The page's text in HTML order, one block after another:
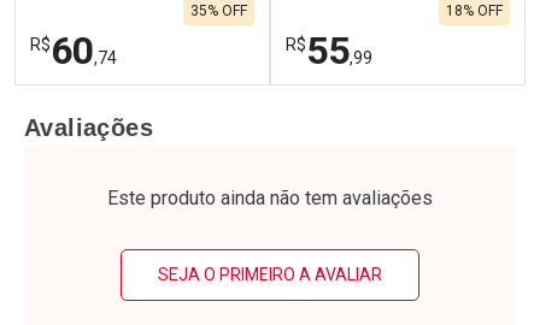
R$60,74
35% OFF
Laboratório
Por Menos
R$55,99
18% OFF
Laboratório
Por Menos
Avaliações
Este produto ainda não tem avaliações
SEJA O PRIMEIRO A AVALIAR